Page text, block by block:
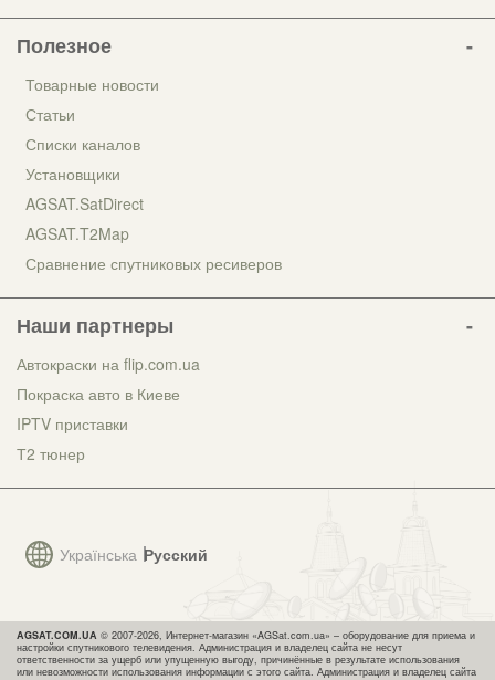
Українська Русский
Полезное
Товарные новости
Статьи
Списки каналов
Установщики
AGSAT.SatDirect
AGSAT.T2Map
Сравнение спутниковых ресиверов
Наши партнеры
Автокраски на flip.com.ua
Покраска авто в Киеве
IPTV приставки
Т2 тюнер
AGSAT.COM.UA © 2007-2026, Интернет-магазин «AGSat.com.ua» – оборудование для приема и
настройки спутникового телевидения. Администрация и владелец сайта не несут
ответственности за ущерб или упущенную выгоду, причинённые в результате использования
или невозможности использования информации с этого сайта. Администрация и владелец сайта